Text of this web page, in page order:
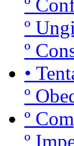
º
º
º
•
º
º
º